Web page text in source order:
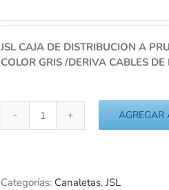
JSL CAJA DE DISTRIBUCION A
COLOR GRIS /DERIVA CABLES
250-
AGREGAR
Categorías: Canaletas, JSL